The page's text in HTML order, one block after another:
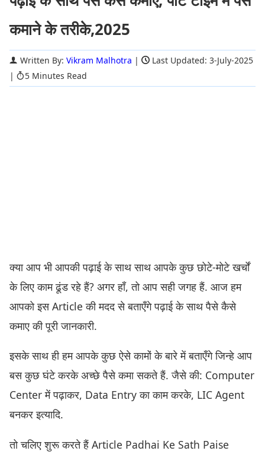
कमाने के तरीके,2025
Written By: Vikram Malhotra |
Last Updated: 3-July-2025
|
5 Minutes Read
क्या आप भी आपकी पढ़ाई के साथ साथ आपके कुछ छोटे-मोटे खर्चों
के लिए काम ढूंड रहे हैं? अगर हाँ, तो आप सही जगह हैं. आज हम
आपको इस Article की मदद से बताएँगे पढ़ाई के साथ पैसे कैसे
कमाए की पूरी जानकारी.
इसके साथ ही हम आपके कुछ ऐसे कामों के बारे में बताएँगे जिन्हे आप
बस कुछ घंटे करके अच्छे पैसे कमा सकते हैं. जैसे की: Computer
Center में पढ़ाकर, Data Entry का काम करके, LIC Agent
बनकर इत्यादि.
तो चलिए शुरू करते हैं Article Padhai Ke Sath Paise